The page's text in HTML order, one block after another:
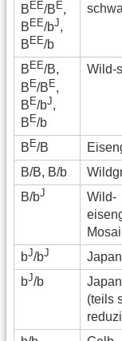
BEE/BE,
B EE/bJ,
B EE/b
B EE/B,
BE/BE,
B E/bJ,
B E/b
Wild-
B E/B
B/B, B/b
B/bJ
Wild-
bJ/bJ
bJ/b
(teils